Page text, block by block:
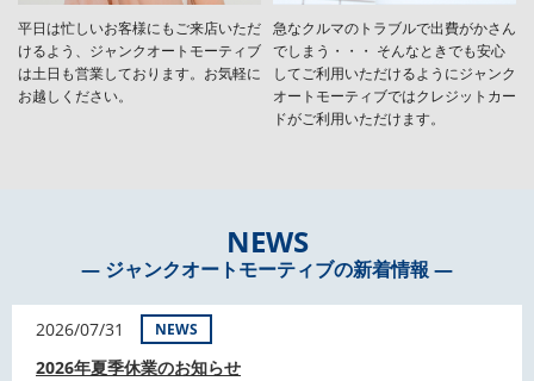
平日は忙しいお客様にもご来店いただ
けるよう、ジャンクオートモーティブ
は土日も営業しております。お気軽に
お越しください。
急なクルマのトラブルで出費がかさん
でしまう・・・ そんなときでも安心
してご利用いただけるようにジャンク
オートモーティブではクレジットカー
ドがご利用いただけます。
NEWS
― ジャンクオートモーティブの新着情報 ―
2026/07/31 NEWS
2026年夏季休業のお知らせ